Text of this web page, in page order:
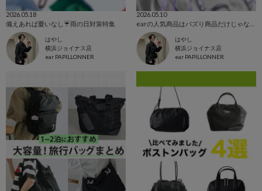
2026.05.18
備えあれば憂いなし☔️雨の日対策特集
はやし
横浜ジョイナス店
ear PAPILLONNER
2026.05.10
はやし
横浜ジョイナス店
ear PAPILLONNER